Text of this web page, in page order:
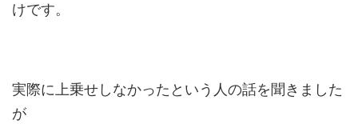
けです。
実際に上乗せしなかったという人の話を聞きました
が